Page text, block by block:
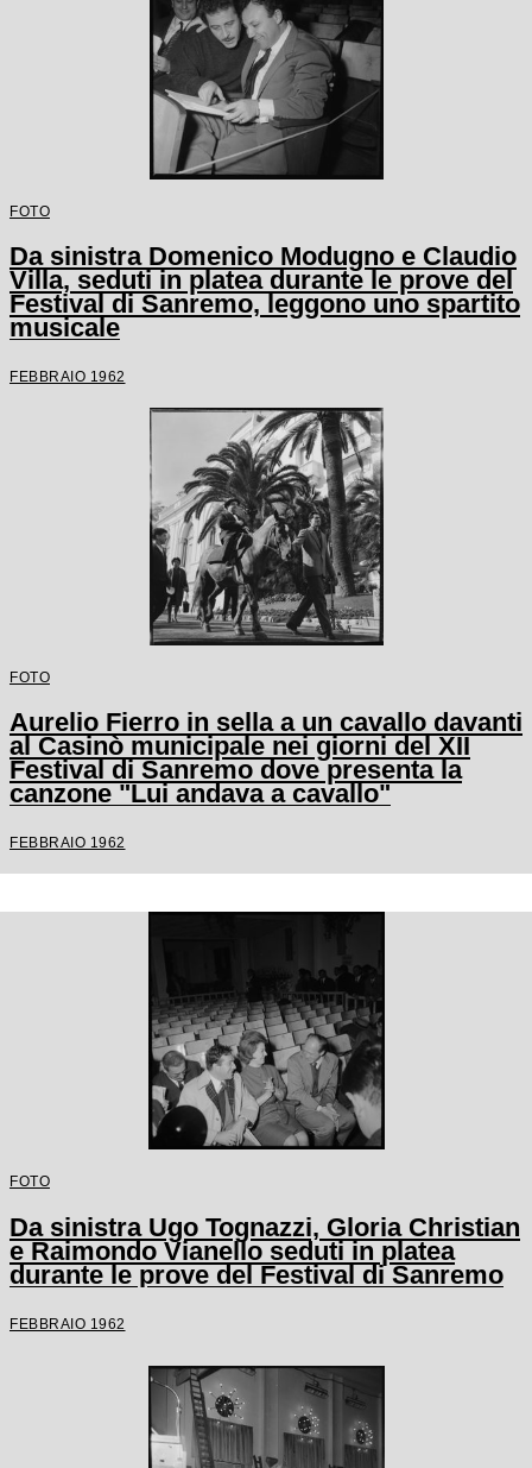
FOTO
Da sinistra Domenico Modugno e Claudio
Villa, seduti in platea durante le prove del
Festival di Sanremo, leggono uno spartito
musicale
FEBBRAIO 1962
FOTO
Aurelio Fierro in sella a un cavallo davanti
al Casinò municipale nei giorni del XII
Festival di Sanremo dove presenta la
canzone "Lui andava a cavallo"
FEBBRAIO 1962
FOTO
Da sinistra Ugo Tognazzi, Gloria Christian
e Raimondo Vianello seduti in platea
durante le prove del Festival di Sanremo
FEBBRAIO 1962